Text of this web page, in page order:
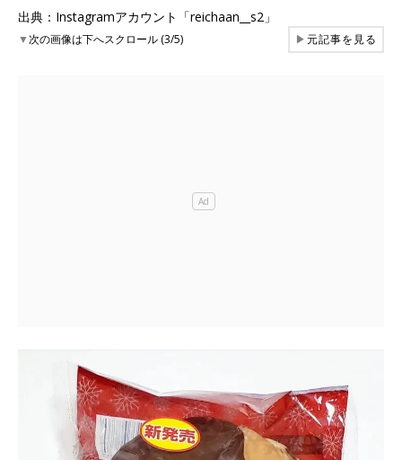
出典：Instagramアカウント「reichaan__s2」
▼次の画像は下へスクロール (3/5) ▶元記事を見る